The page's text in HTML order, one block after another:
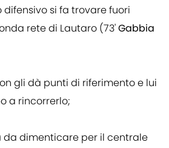
difensivo si fa trovare fuori
rete di Lautaro (73'Gabbia
gli dà punti di riferimento e lui
a rincorrerlo;
da dimenticare per il centrale